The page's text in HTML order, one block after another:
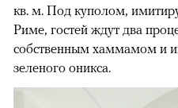
кв. м. Под куполом,
Риме, гостей ждут два
собственным хаммамом и
зеленого оникса.